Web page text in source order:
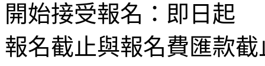
開始接受報名：即日起
報名截止與報名費匯款截